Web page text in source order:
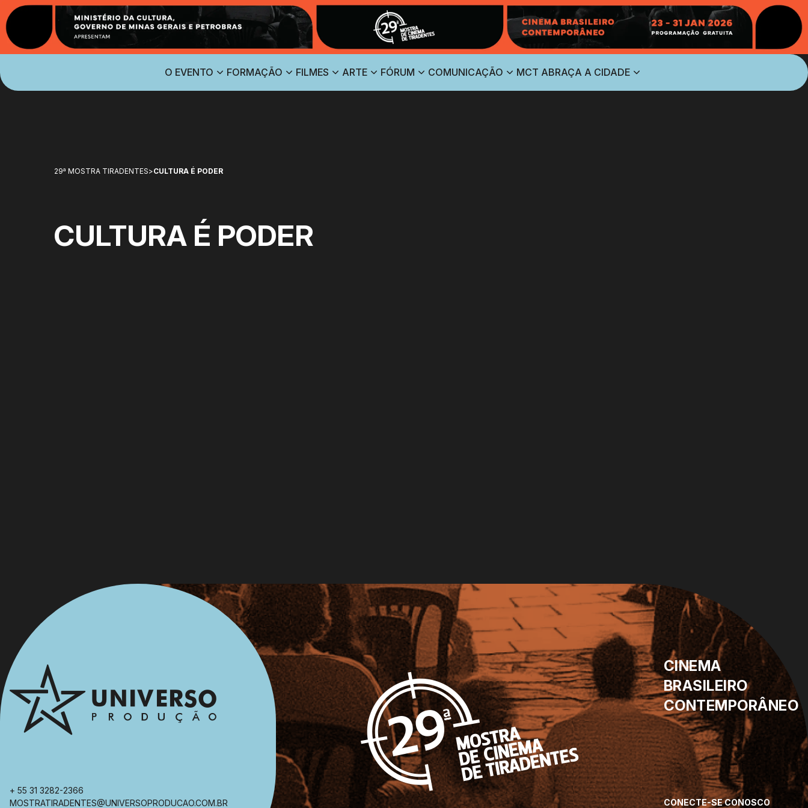
O EVENTO FORMAÇÃO FILMES ARTE FÓRUM COMUNICAÇÃO MCT ABRAÇA A CIDADE
29ª MOSTRA TIRADENTES>CULTURA É PODER
CULTURA É PODER
+ 55 31 3282-2366
MOSTRATIRADENTES@UNIVERSOPRODUCAO.COM.BR
CONECTE-SE CONOSCO
CINEMA
BRASILEIRO
CONTEMPORÂNEO